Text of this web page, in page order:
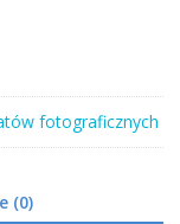
fotograficznych
(0)